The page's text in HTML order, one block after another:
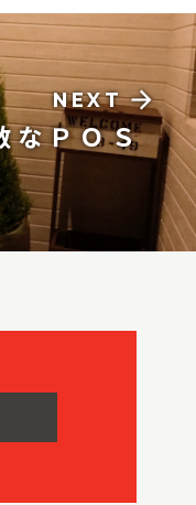
NEXTarrow_forward
なＰＯＳ